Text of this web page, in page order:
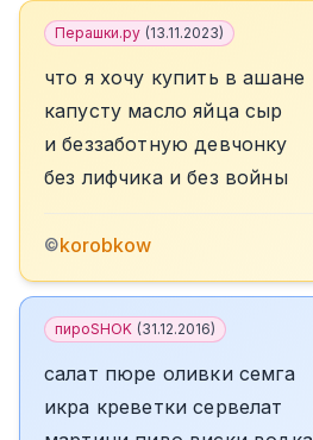
Перашки.ру (13.11.2023)
что я хочу купить в ашане
капусту масло яйца сыр
и беззаботную девчонку
без лифчика и без войны
©korobkow
пироSHOK (31.12.2016)
салат пюре оливки семга
икра креветки сервелат